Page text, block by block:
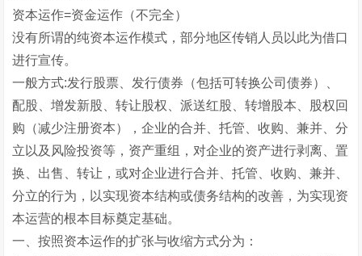
资本运作=资金运作（不完全）
没有所谓的纯资本运作模式，部分地区传销人员以此为借口
进行宣传。
一般方式:发行股票、发行债券（包括可转换公司债券）、
配股、增发新股、转让股权、派送红股、转增股本、股权回
购（减少注册资本），企业的合并、托管、收购、兼并、分
立以及风险投资等，资产重组，对企业的资产进行剥离、置
换、出售、转让，或对企业进行合并、托管、收购、兼并、
分立的行为，以实现资本结构或债务结构的改善，为实现资
本运营的根本目标奠定基础。
一、按照资本运作的扩张与收缩方式分为：